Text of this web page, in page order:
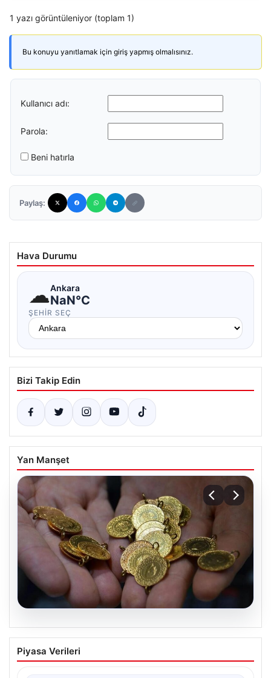
1 yazı görüntüleniyor (toplam 1)
Bu konuyu yanıtlamak için giriş yapmış olmalısınız.
Kullanıcı adı:
Parola:
Beni hatırla
Paylaş:
Hava Durumu
☁Ankara
NaN°C
ŞEHIR SEÇ
Bizi Takip Edin
Yan Manşet
07.08.2026
Altın fiyatları canlı 14 Nisan 2026: Altın
fiyatları ne kadar oldu? Gram, çeyrek,
Piyasa Verileri